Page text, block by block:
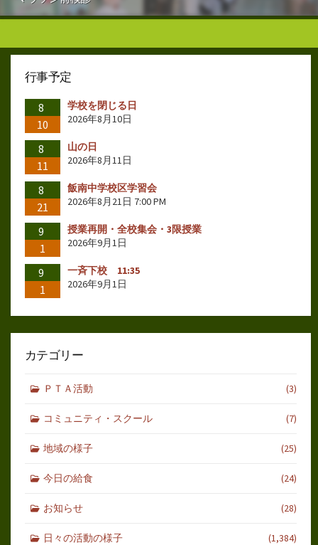
行事予定
8
10
学校を閉じる日
2026年8月10日
8
11
山の日
2026年8月11日
8
21
飯南中学校区学習会
2026年8月21日 7:00 PM
9
1
授業再開・全校集会・3限授業
2026年9月1日
9
1
一斉下校 11:35
2026年9月1日
カテゴリー
ＰＴＡ活動 (3)
コミュニティ・スクール (7)
地域の様子 (25)
今日の給食 (24)
お知らせ (28)
日々の活動の様子 (1,384)